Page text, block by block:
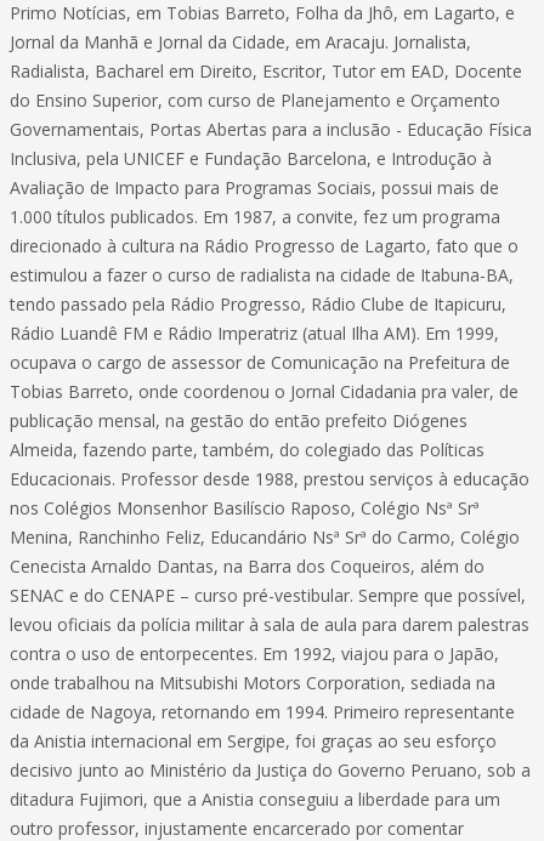
Primo Notícias, em Tobias Barreto, Folha da Jhô, em Lagarto, e
Jornal da Manhã e Jornal da Cidade, em Aracaju. Jornalista,
Radialista, Bacharel em Direito, Escritor, Tutor em EAD, Docente
do Ensino Superior, com curso de Planejamento e Orçamento
Governamentais, Portas Abertas para a inclusão - Educação Física
Inclusiva, pela UNICEF e Fundação Barcelona, e Introdução à
Avaliação de Impacto para Programas Sociais, possui mais de
1.000 títulos publicados. Em 1987, a convite, fez um programa
direcionado à cultura na Rádio Progresso de Lagarto, fato que o
estimulou a fazer o curso de radialista na cidade de Itabuna-BA,
tendo passado pela Rádio Progresso, Rádio Clube de Itapicuru,
Rádio Luandê FM e Rádio Imperatriz (atual Ilha AM). Em 1999,
ocupava o cargo de assessor de Comunicação na Prefeitura de
Tobias Barreto, onde coordenou o Jornal Cidadania pra valer, de
publicação mensal, na gestão do então prefeito Diógenes
Almeida, fazendo parte, também, do colegiado das Políticas
Educacionais. Professor desde 1988, prestou serviços à educação
nos Colégios Monsenhor Basilíscio Raposo, Colégio Nsª Srª
Menina, Ranchinho Feliz, Educandário Nsª Srª do Carmo, Colégio
Cenecista Arnaldo Dantas, na Barra dos Coqueiros, além do
SENAC e do CENAPE – curso pré-vestibular. Sempre que possível,
levou oficiais da polícia militar à sala de aula para darem palestras
contra o uso de entorpecentes. Em 1992, viajou para o Japão,
onde trabalhou na Mitsubishi Motors Corporation, sediada na
cidade de Nagoya, retornando em 1994. Primeiro representante
da Anistia internacional em Sergipe, foi graças ao seu esforço
decisivo junto ao Ministério da Justiça do Governo Peruano, sob a
ditadura Fujimori, que a Anistia conseguiu a liberdade para um
outro professor, injustamente encarcerado por comentar